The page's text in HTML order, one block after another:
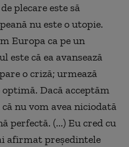
plecare este să
nu este o utopie.
Europa ca pe un
este că ea avansează
o criză; urmează
Dacă acceptăm
nu vom avea niciodată
perfectă. (...) Eu cred cu
afirmat preşedintele